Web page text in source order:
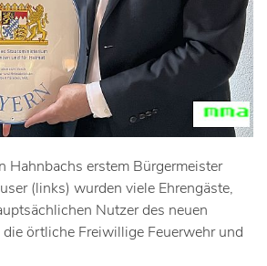
Hahnbachs erstem Bürgermeister
(links) wurden viele Ehrengäste,
Nutzer des neuen
örtliche Freiwillige Feuerwehr und